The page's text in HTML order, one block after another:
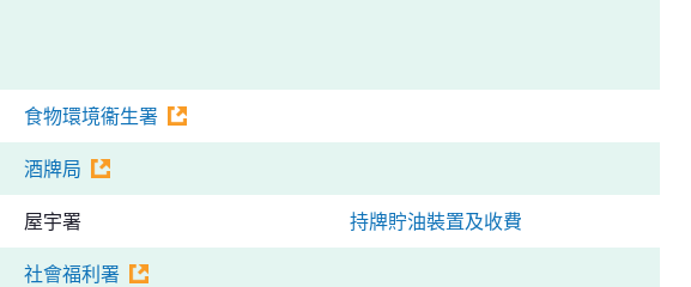
食物環境衞生署
酒牌局
屋宇署 持牌貯油裝置及收費
社會福利署